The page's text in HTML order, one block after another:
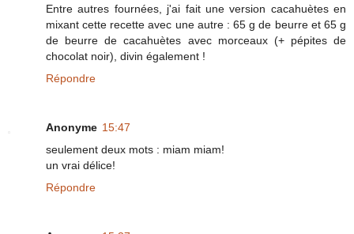
Entre autres fournées, j'ai fait une version cacahuètes en
mixant cette recette avec une autre : 65 g de beurre et 65 g
de beurre de cacahuètes avec morceaux (+ pépites de
chocolat noir), divin également !
Répondre
Anonyme 15:47
seulement deux mots : miam miam!
un vrai délice!
Répondre